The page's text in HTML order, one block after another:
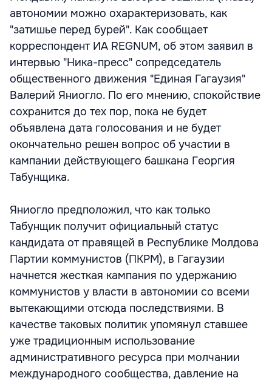
автономии можно охарактеризовать, как
"затишье перед бурей". Как сообщает
корреспондент ИА REGNUM, об этом заявил в
интервью "Ника-пресс" сопредседатель
общественного движения "Единая Гагаузия"
Валерий Яниогло. По его мнению, спокойствие
сохранится до тех пор, пока не будет
объявлена дата голосования и не будет
окончательно решен вопрос об участии в
кампании действующего башкана Георгия
Табунщика.
Яниогло предположил, что как только
Табунщик получит официальный статус
кандидата от правящей в Республике Молдова
Партии коммунистов (ПКРМ), в Гагаузии
начнется жесткая кампания по удержанию
коммунистов у власти в автономии со всеми
вытекающими отсюда последствиями. В
качестве таковых политик упомянул ставшее
уже традиционным использование
административного ресурса при молчании
международного сообщества, давление на